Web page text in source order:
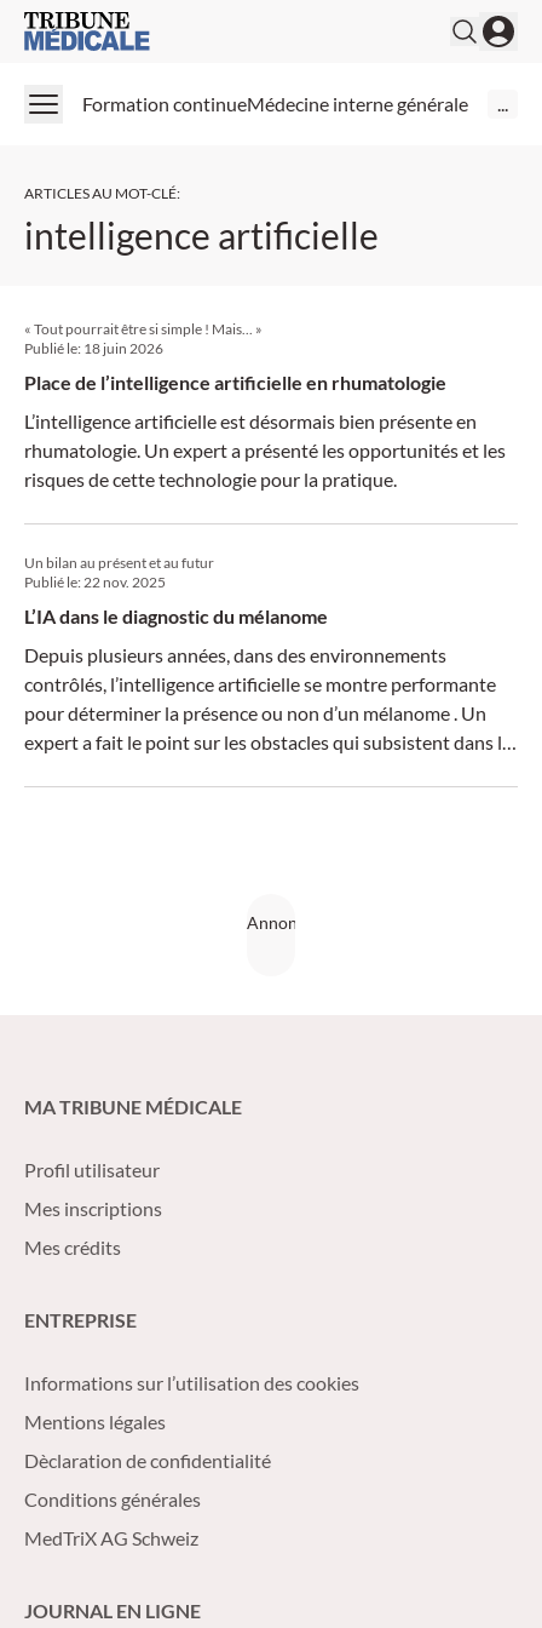
Medical Tribune
Formation continueMédecine interne générale ...
ARTICLES AU MOT-CLÉ:
intelligence artificielle
« Tout pourrait être si simple ! Mais... »
Publié le: 18 juin 2026
Place de l’intelligence artificielle en rhumatologie
L’intelligence artificielle est désormais bien présente en
rhumatologie. Un expert a présenté les opportunités et les
risques de cette technologie pour la pratique.
Un bilan au présent et au futur
Publié le:22 nov. 2025
L’IA dans le diagnostic du mélanome
Depuis plusieurs années, dans des environnements
contrôlés, l’intelligence artificielle se montre performante
pour déterminer la présence ou non d’un mélanome . Un
expert a fait le point sur les obstacles qui subsistent dans le
MA TRIBUNE MÉDICALE
Profil utilisateur
Mes inscriptions
Mes crédits
ENTREPRISE
Informations sur l’utilisation des cookies
Mentions légales
Dèclaration de confidentialité
Conditions générales
MedTriX AG Schweiz
JOURNAL EN LIGNE